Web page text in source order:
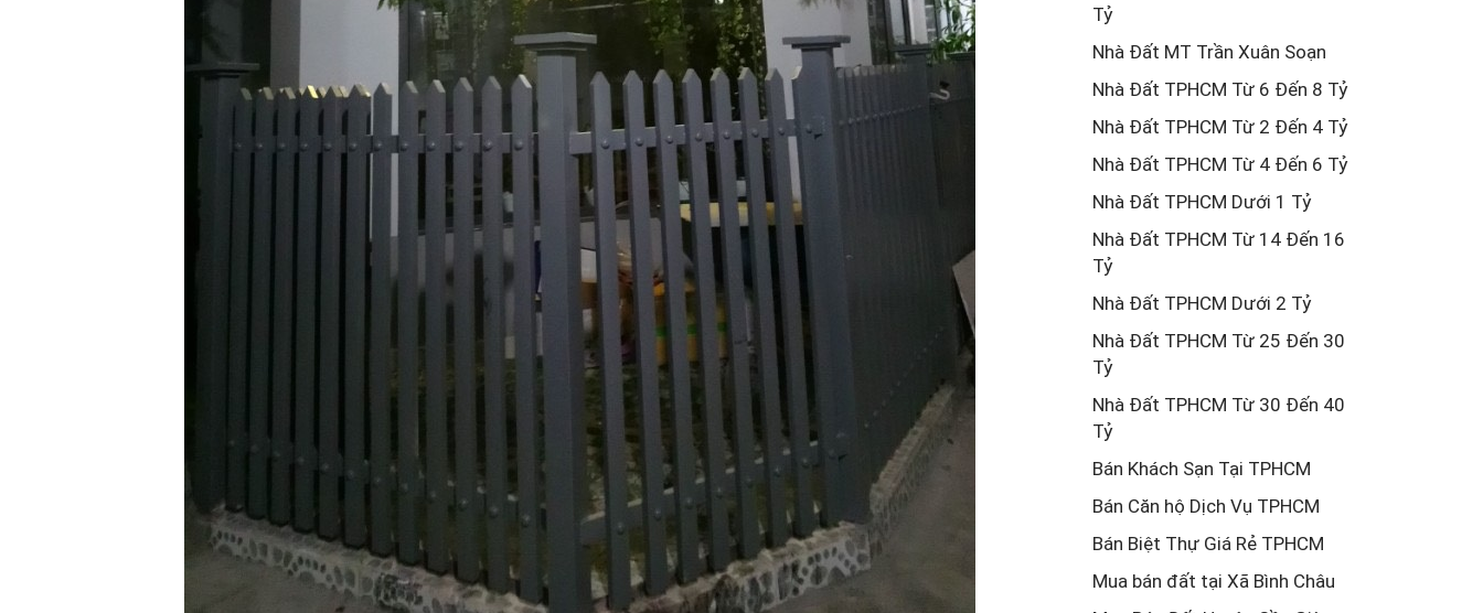
Tỷ
Nhà Đất MT Trần Xuân Soạn
Nhà Đất TPHCM Từ 6 Đến 8 Tỷ
Nhà Đất TPHCM Từ 2 Đến 4 Tỷ
Nhà Đất TPHCM Từ 4 Đến 6 Tỷ
Nhà Đất TPHCM Dưới 1 Tỷ
Nhà Đất TPHCM Từ 14 Đến 16
Tỷ
Nhà Đất TPHCM Dưới 2 Tỷ
Nhà Đất TPHCM Từ 25 Đến 30
Tỷ
Nhà Đất TPHCM Từ 30 Đến 40
Tỷ
Bán Khách Sạn Tại TPHCM
Bán Căn hộ Dịch Vụ TPHCM
Bán Biệt Thự Giá Rẻ TPHCM
Mua bán đất tại Xã Bình Châu